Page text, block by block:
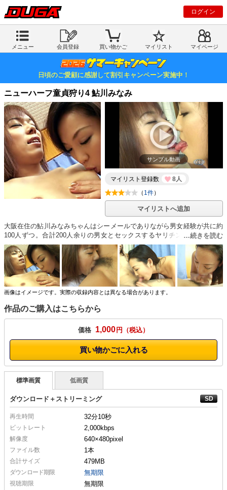
ログイン
メニュー 会員登録 買い物かご マイリスト マイページ
日頃のご愛顧に感謝して割引キャンペーン実施中！
ニューハーフ童貞狩り4 鮎川みなみ
サンプル動画
マイリスト登録数
8人
（ 1件）
マイリストへ追加
大阪在住の鮎川みなみちゃんはシーメールでありながら男女経験が共に約
100人ずつ。合計200人余りの男女とセックスするヤリチンシーメールで
す！童貞狩りのコンセプトからは少し外れてしまいますが、思い切り責め
てもらうことに。秋津薫お姉さんに性感帯をチェックされ、みなみちゃん
は敏感ボディであることが分かりました…百戦錬磨のテクニックでオマン
コをかき回し、その腰使いは本物と証明！
画像はイメージです。実際の収録内容とは異なる場合があります。
作品のご購入はこちらから
価格 1,000円
買い物かごに入れる
標準画質 低画質
ダウンロード＋ストリーミング
再生時間 32分10秒
ビットレート 2,000kbps
解像度 640×480pixel
ファイル数 1本
合計サイズ 479MB
ダウンロード期限 無期限
視聴期限 無期限